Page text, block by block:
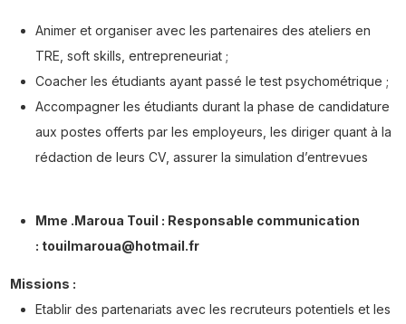
Animer et organiser avec les partenaires des ateliers en
TRE, soft skills, entrepreneuriat ;
Coacher les étudiants ayant passé le test psychométrique ;
Accompagner les étudiants durant la phase de candidature
aux postes offerts par les employeurs, les diriger quant à la
rédaction de leurs CV, assurer la simulation d’entrevues
Mme .Maroua Touil : Responsable communication
: touilmaroua@hotmail.fr
Missions :
Etablir des partenariats avec les recruteurs potentiels et les